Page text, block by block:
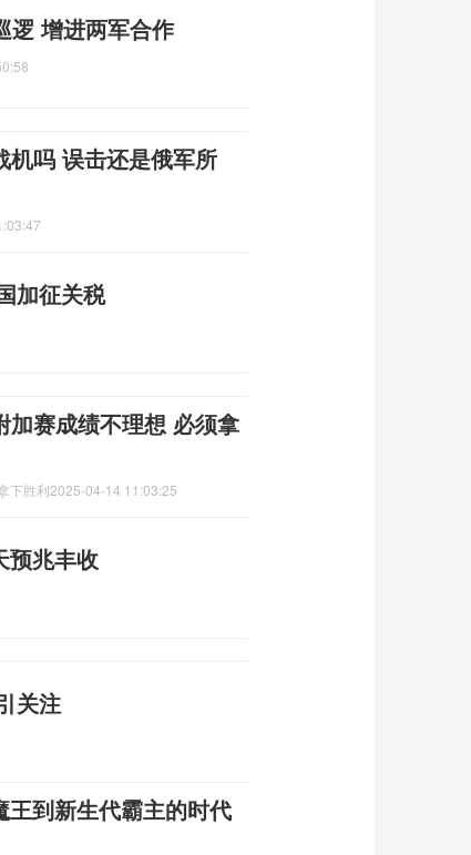
逻 增进两军合作
机吗 误击还是俄军所
加征关税
加赛成绩不理想 必须拿
下胜利2025-04-14 11:03:25
预兆丰收
关注
到新生代霸主的时代